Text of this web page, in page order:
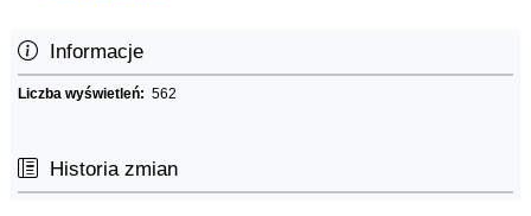
Informacje
Liczba wyświetleń: 562
Historia zmian